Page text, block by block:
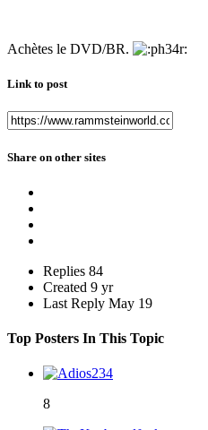
Achètes le DVD/BR.
Link to post
Share on other sites
Replies 84
Created 9 yr
Last Reply May 19
Top Posters In This Topic
8